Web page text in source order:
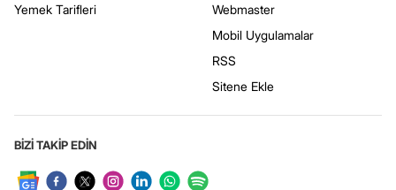
Yemek Tarifleri
Webmaster
Mobil Uygulamalar
RSS
Sitene Ekle
BİZİ TAKİP EDİN